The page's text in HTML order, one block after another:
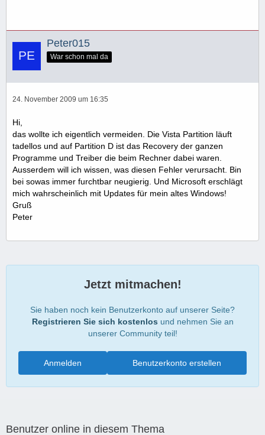
Peter015
War schon mal da
24. November 2009 um 16:35
Hi,
das wollte ich eigentlich vermeiden. Die Vista Partition läuft
tadellos und auf Partition D ist das Recovery der ganzen
Programme und Treiber die beim Rechner dabei waren.
Ausserdem will ich wissen, was diesen Fehler verursacht. Bin
bei sowas immer furchtbar neugierig. Und Microsoft erschlägt
mich wahrscheinlich mit Updates für mein altes Windows!
Gruß
Peter
Jetzt mitmachen!
Sie haben noch kein Benutzerkonto auf unserer Seite?
Registrieren Sie sich kostenlos und nehmen Sie an
unserer Community teil!
Benutzerkonto erstellen
Anmelden
Benutzer online in diesem Thema